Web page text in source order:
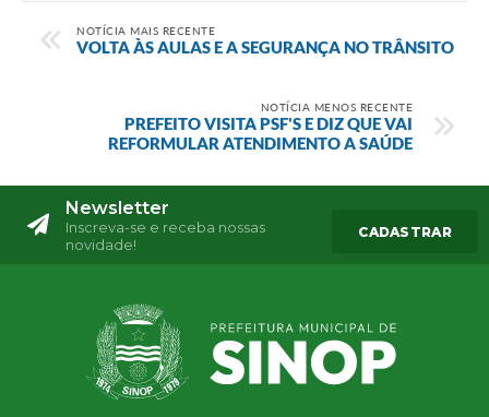
NOTÍCIA MAIS RECENTE
VOLTA ÀS AULAS E A SEGURANÇA NO TRÂNSITO
NOTÍCIA MENOS RECENTE
PREFEITO VISITA PSF'S E DIZ QUE VAI
REFORMULAR ATENDIMENTO A SAÚDE
Newsletter
Inscreva-se e receba nossas
novidade!
CADASTRAR